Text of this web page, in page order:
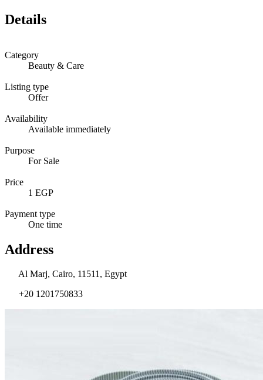
Details
Category
Beauty & Care
Listing type
Offer
Availability
Available immediately
Purpose
For Sale
Price
1 EGP
Payment type
One time
Address
Al Marj, Cairo, 11511, Egypt
+20 1201750833